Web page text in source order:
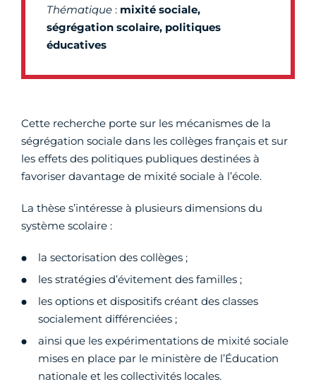
Thématique : mixité sociale,
ségrégation scolaire, politiques
éducatives
Cette recherche porte sur les mécanismes de la
ségrégation sociale dans les collèges français et sur
les effets des politiques publiques destinées à
favoriser davantage de mixité sociale à l’école.
La thèse s’intéresse à plusieurs dimensions du
système scolaire :
la sectorisation des collèges ;
les stratégies d’évitement des familles ;
les options et dispositifs créant des classes
socialement différenciées ;
ainsi que les expérimentations de mixité sociale
mises en place par le ministère de l’Éducation
nationale et les collectivités locales.